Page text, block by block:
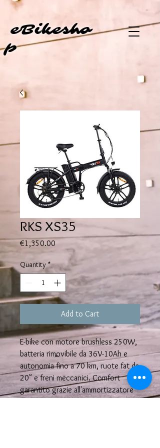
eBikesho
p
RKS XS35
€1,350.00Price
Quantity *
Add to Cart
E-bike con motore brushless 250W,
batteria rimovibile da 36V-10Ah e
autonomia fino a 70 km, ruote fat da
20" e freni meccanici. Comfort
garantito grazie all'ammortizzatore